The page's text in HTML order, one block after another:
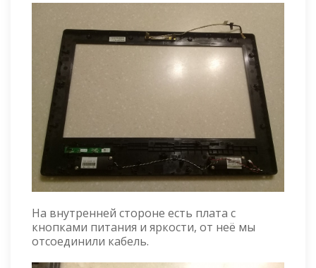
На внутренней стороне есть плата с
кнопками питания и яркости, от неё мы
отсоединили кабель.